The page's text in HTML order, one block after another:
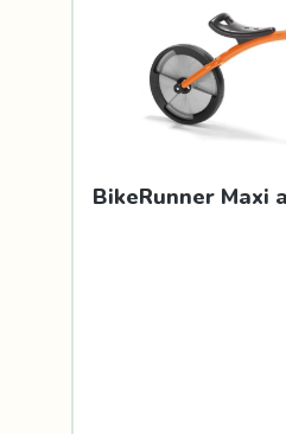
BikeRunner Maxi